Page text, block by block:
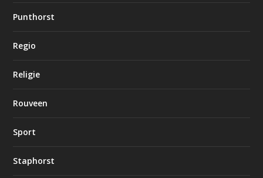
Punthorst
Regio
Religie
Rouveen
Sport
Staphorst